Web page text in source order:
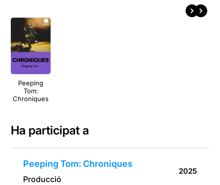
Peeping
Tom:
Chroniques
Ha participat a
Peeping Tom: Chroniques
Producció
2025